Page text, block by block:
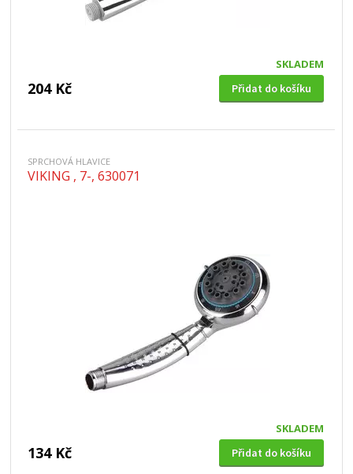
SKLADEM
204 Kč Přidat do košíku
SPRCHOVÁ HLAVICE
VIKING , 7-, 630071
SKLADEM
134 Kč Přidat do košíku